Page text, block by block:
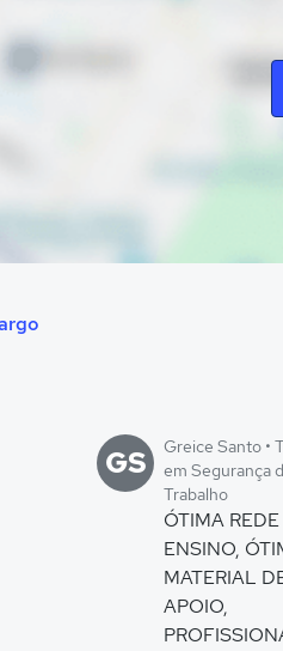
GS
Greice Santo •
em Segurança
Trabalho
ÓTIMA
ENSINO,
MATERIAL
APOIO,